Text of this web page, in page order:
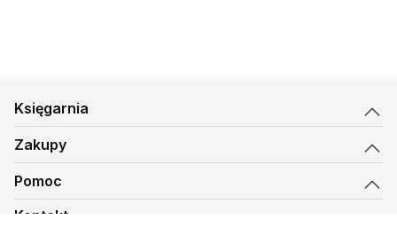
Księgarnia
Zakupy
Pomoc
Kontakt